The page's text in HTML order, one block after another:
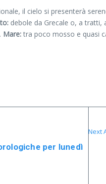
il cielo si presenterà
debole da Grecale o, a tratti,
Mare:tra poco mosso e quasi
per lunedì
Next